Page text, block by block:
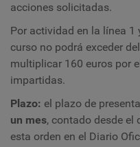
acciones solicitadas.
Por actividad en la línea
curso no podrá exceder
multiplicar 160 euros por
impartidas.
Plazo: el plazo de
un mes, contado desde el
esta orden en el Diario